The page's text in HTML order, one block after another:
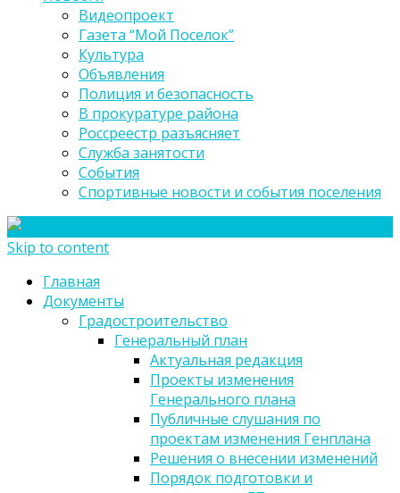
Видеопроект
Газета “Мой Поселок”
Культура
Объявления
Полиция и безопасность
В прокуратуре района
Россреестр разъясняет
Служба занятости
События
Спортивные новости и события поселения
Skip to content
Главная
Документы
Градостроительство
Генеральный план
Актуальная редакция
Проекты изменения
Генерального плана
Публичные слушания по
проектам изменения Генплана
Решения о внесении изменений
Порядок подготовки и